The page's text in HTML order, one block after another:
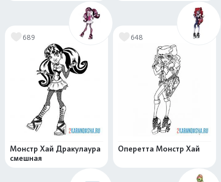
689
Монстр Хай Дракулаура
смешная
648
Оперетта Монстр Хай